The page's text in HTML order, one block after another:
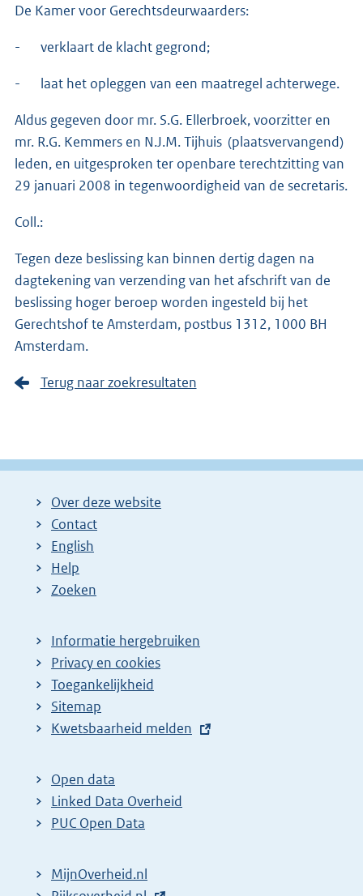
De Kamer voor Gerechtsdeurwaarders:
- verklaart de klacht gegrond;
- laat het opleggen van een maatregel achterwege.
Aldus gegeven door mr. S.G. Ellerbroek, voorzitter en
mr. R.G. Kemmers en N.J.M. Tijhuis (plaatsvervangend)
leden, en uitgesproken ter openbare terechtzitting van
29 januari 2008 in tegenwoordigheid van de secretaris.
Coll.:
Tegen deze beslissing kan binnen dertig dagen na
dagtekening van verzending van het afschrift van de
beslissing hoger beroep worden ingesteld bij het
Gerechtshof te Amsterdam, postbus 1312, 1000 BH
Amsterdam.
Terug naar zoekresultaten
Over deze website
Contact
English
Help
Zoeken
Informatie hergebruiken
Privacy en cookies
Toegankelijkheid
Sitemap
E
t
e
r
l
Kwetsbaarheid melden
Open data
Linked Data Overheid
PUC Open Data
MijnOverheid.nl